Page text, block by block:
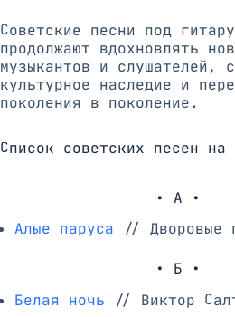
Советские песни под
продолжают вдохновлять
музыкантов и слушателей,
культурное наследие и
поколения в поколение.
Список советских песен на
• А •
Алые паруса // Дворовые
• Б •
Белая ночь // Виктор